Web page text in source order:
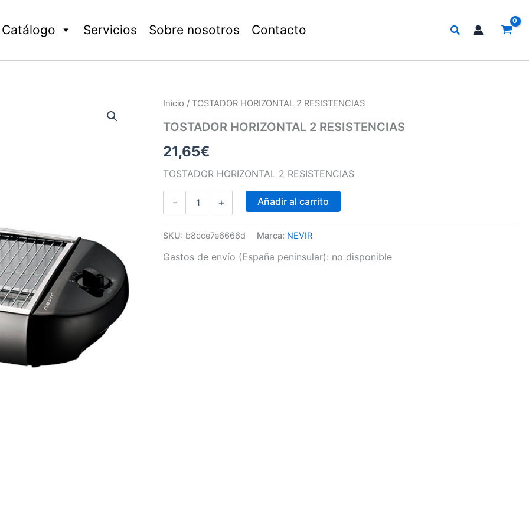
Catálogo Servicios Sobre nosotros Contacto Buscar
Inicio / TOSTADOR HORIZONTAL 2 RESISTENCIAS
TOSTADOR HORIZONTAL 2 RESISTENCIAS
21,65€
TOSTADOR HORIZONTAL 2 RESISTENCIAS
-
TOSTADOR
2
cantidad
+ Añadir al carrito
SKU: b8cce7e6666d Marca: NEVIR
Gastos de envío (España peninsular): no disponible